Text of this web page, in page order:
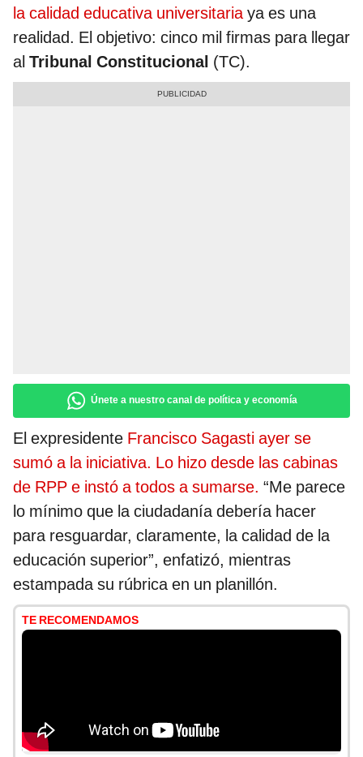
la calidad educativa universitariaya es una
realidad. El objetivo: cinco mil firmas para llegar
al Tribunal Constitucional (TC).
Únete a nuestro canal de política y economía
El expresidente Francisco Sagasti ayer se
sumó a la iniciativa. Lo hizo desde las cabinas
de RPP e instó a todos a sumarse. “Me parece
lo mínimo que la ciudadanía debería hacer
para resguardar, claramente, la calidad de la
educación superior”, enfatizó, mientras
estampada su rúbrica en un planillón.
TE RECOMENDAMOS